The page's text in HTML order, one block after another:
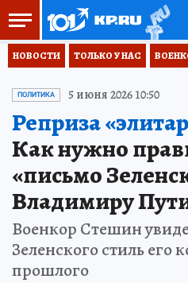
НОВОСТИ ТОЛЬКО У НАС
ПОЛИТИКА 5 июня 2026 10:50
Реприза
Как нужно
«письмо
Владимиру
Военкор Стешин
Зеленского стиль его
прошлого